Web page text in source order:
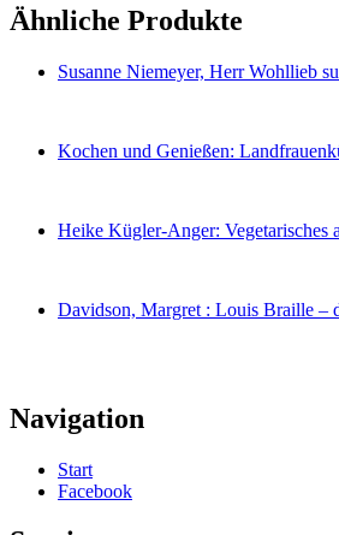
Ähnliche Produkte
Susanne Niemeyer, Herr Wohllieb
Kochen und Genießen:
Heike Kügler-Anger: Vegetarisches
Davidson, Margret : Louis Braille –
Navigation
Start
Facebook